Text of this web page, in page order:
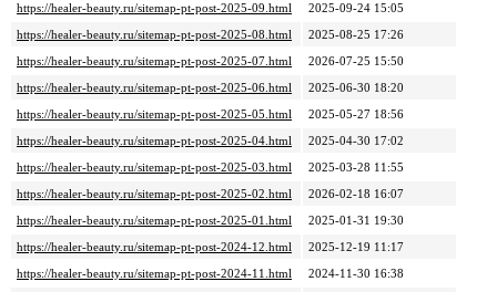
https://healer-beauty.ru/sitemap-pt-post-2025-09.html
2025-09-24 15:05
https://healer-beauty.ru/sitemap-pt-post-2025-08.html
2025-08-25 17:26
https://healer-beauty.ru/sitemap-pt-post-2025-07.html
2026-07-25 15:50
https://healer-beauty.ru/sitemap-pt-post-2025-06.html
2025-06-30 18:20
https://healer-beauty.ru/sitemap-pt-post-2025-05.html
2025-05-27 18:56
https://healer-beauty.ru/sitemap-pt-post-2025-04.html
2025-04-30 17:02
https://healer-beauty.ru/sitemap-pt-post-2025-03.html
2025-03-28 11:55
https://healer-beauty.ru/sitemap-pt-post-2025-02.html
2026-02-18 16:07
https://healer-beauty.ru/sitemap-pt-post-2025-01.html
2025-01-31 19:30
https://healer-beauty.ru/sitemap-pt-post-2024-12.html
2025-12-19 11:17
https://healer-beauty.ru/sitemap-pt-post-2024-11.html
2024-11-30 16:38